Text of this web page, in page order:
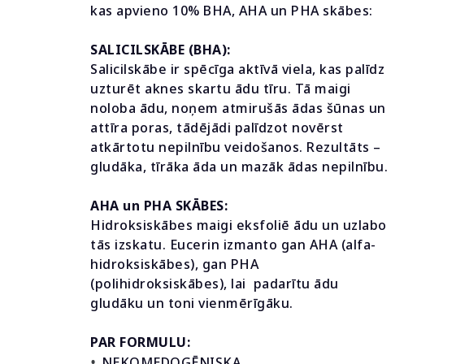
kas apvieno 10% BHA, AHA un PHA skābes:
SALICILSKĀBE (BHA):
Salicilskābe ir spēcīga aktīvā viela, kas palīdz
uzturēt aknes skartu ādu tīru. Tā maigi
noloba ādu, noņem atmirušās ādas šūnas un
attīra poras, tādējādi palīdzot novērst
atkārtotu nepilnību veidošanos. Rezultāts –
gludāka, tīrāka āda un mazāk ādas nepilnību.
AHA un PHA SKĀBES:
Hidroksiskābes maigi eksfoliē ādu un uzlabo
tās izskatu. Eucerin izmanto gan AHA (alfa-
hidroksiskābes), gan PHA
(polihidroksiskābes), lai padarītu ādu
gludāku un toni vienmērīgāku.
PAR FORMULU: